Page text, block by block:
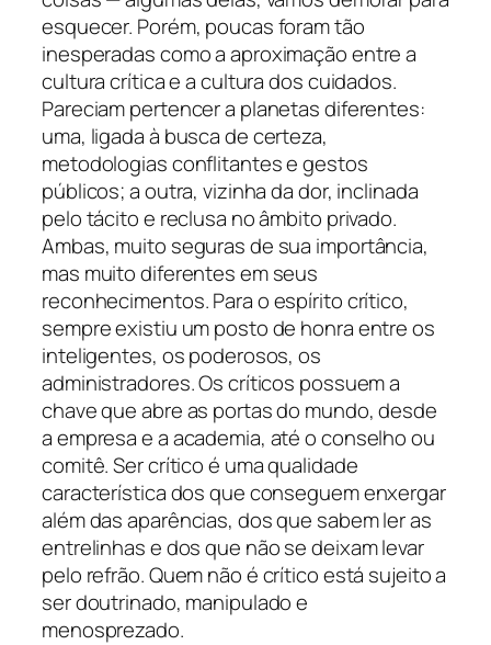
esquecer. Porém, poucas foram tão
inesperadas como a aproximação entre a
cultura crítica e a cultura dos cuidados.
Pareciam pertencer a planetas diferentes:
uma, ligada à busca de certeza,
metodologias conflitantes e gestos
públicos; a outra, vizinha da dor, inclinada
pelo tácito e reclusa no âmbito privado.
Ambas, muito seguras de sua importância,
mas muito diferentes em seus
reconhecimentos. Para o espírito crítico,
sempre existiu um posto de honra entre os
inteligentes, os poderosos, os
administradores. Os críticos possuem a
chave que abre as portas do mundo, desde
a empresa e a academia, até o conselho ou
comitê. Ser crítico é uma qualidade
característica dos que conseguem enxergar
além das aparências, dos que sabem ler as
entrelinhas e dos que não se deixam levar
pelo refrão. Quem não é crítico está sujeito a
ser doutrinado, manipulado e
menosprezado.